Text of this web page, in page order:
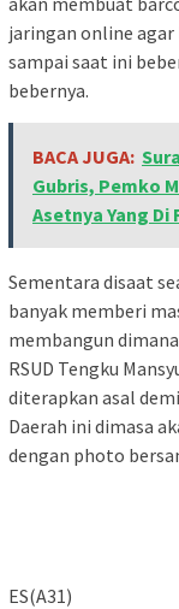
jaringan online
sampai saat ini
bebernya.
BACA JUGA:
Gubris, Pemko
Asetnya Yang Di
Sementara disaat
banyak memberi
membangun
RSUD Tengku
diterapkan asal
Daerah ini dimasa
dengan photo
ES(A31)